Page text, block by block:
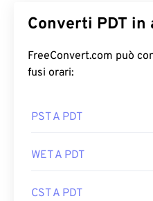
Converti PDT
FreeConvert.com può
fusi orari:
PST A PDT
WET A PDT
CST A PDT